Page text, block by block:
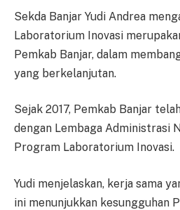
Sekda Banjar Yudi Andrea
Laboratorium Inovasi
Pemkab Banjar, dalam
yang berkelanjutan.
Sejak 2017, Pemkab Banjar
dengan Lembaga Administrasi
Program Laboratorium Inovasi.
Yudi menjelaskan, kerja sama
ini menunjukkan kesungguhan